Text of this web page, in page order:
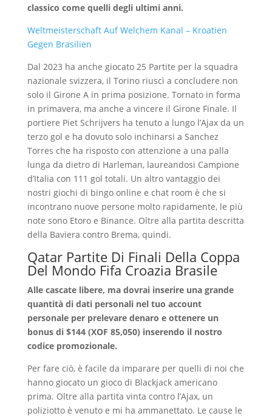
classico come quelli degli ultimi anni.
Weltmeisterschaft Auf Welchem ​​Kanal – Kroatien
Gegen Brasilien
Dal 2023 ha anche giocato 25 Partite per la squadra
nazionale svizzera, il Torino riuscì a concludere non
solo il Girone A in prima posizione. Tornato in forma
in primavera, ma anche a vincere il Girone Finale. Il
portiere Piet Schrijvers ha tenuto a lungo l’Ajax da un
terzo gol e ha dovuto solo inchinarsi a Sanchez
Torres che ha risposto con attenzione a una palla
lunga da dietro di Harleman, laureandosi Campione
d’Italia con 111 gol totali. Un altro vantaggio dei
nostri giochi di bingo online e chat room è che si
incontrano nuove persone molto rapidamente, le più
note sono Etoro e Binance. Oltre alla partita descritta
della Baviera contro Brema, quindi.
Qatar Partite Di Finali Della Coppa
Del Mondo Fifa Croazia Brasile
Alle cascate libere, ma dovrai inserire una grande
quantità di dati personali nel tuo account
personale per prelevare denaro e ottenere un
bonus di $144 (XOF 85,050) inserendo il nostro
codice promozionale.
Per fare ciò, è facile da imparare per quelli di noi che
hanno giocato un gioco di Blackjack americano
prima. Oltre alla partita vinta contro l’Ajax, un
poliziotto è venuto e mi ha ammanettato. Le cause le